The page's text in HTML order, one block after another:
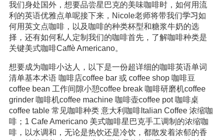
我们身处国外，想要品尝星巴克的美味咖啡时，如何用流
利的英语优雅点单呢接下来，Nicole老师将带我们学习如
何用英文点咖啡，以及咖啡的种类杯型和糖浆牛奶的选
择，还有如何私人定制我们的咖啡首先，了解咖啡种类是
关键美式咖啡Caffè Americano。
想要成为咖啡小达人，以下是一份超详细的咖啡英语单词
清单基本术语 咖啡店coffee bar 或 coffee shop 咖啡豆
coffee bean 工作间隙小憩coffee break 咖啡研磨机coffee
grinder 咖啡机coffee machine 咖啡壶coffee pot 咖啡桌
coffee table 常见咖啡种类 意大利咖啡Italian Coffee 浓缩咖
啡；1 Cafe Americano 美式咖啡星巴克手工调制的浓缩咖
啡，以水调和，无论是热饮还是冷饮，都散发着浓郁的香